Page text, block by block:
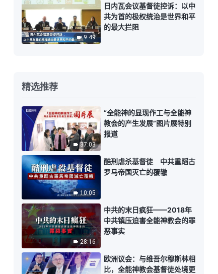
9:49
日内瓦会议基督徒控诉：以中
共为首的极权统治是世界和平
的最大拦阻
精选推荐
37:03
“全能神的显现作工与全能神
教会的产生发展”图片展特别
报道
10:05
酷刑虐杀基督徒 中共重蹈古
罗马帝国灭亡的覆辙
28:16
中共的末日疯狂——2018年
中共镇压迫害全能神教会的罪
恶事实
欧洲议会：与维吾尔穆斯林相
比，全能神教会基督徒处境更